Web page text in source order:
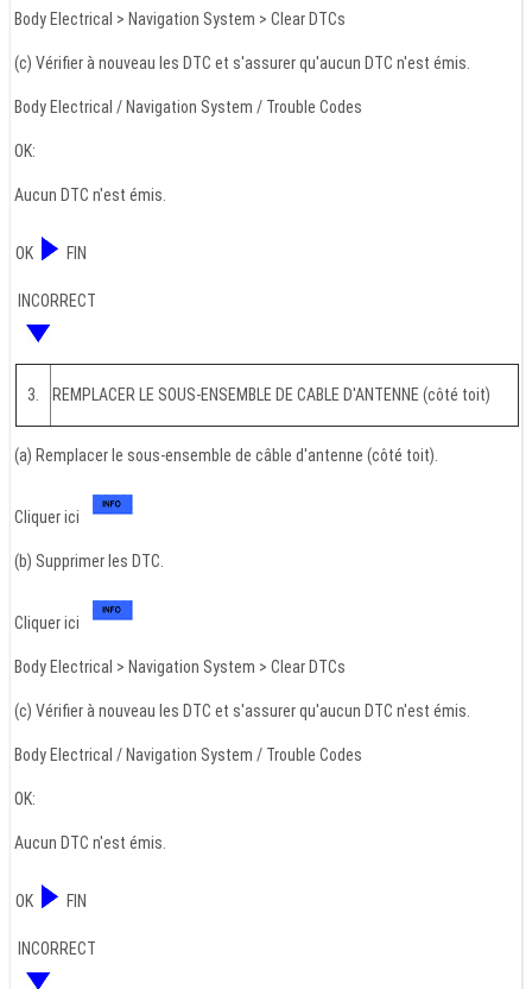
Body Electrical > Navigation System > Clear DTCs
(c) Vérifier à nouveau les DTC et s'assurer qu'aucun DTC n'est émis.
Body Electrical / Navigation System / Trouble Codes
OK:
Aucun DTC n'est émis.
OK FIN
INCORRECT
3. REMPLACER LE SOUS-ENSEMBLE DE CABLE D'ANTENNE (côté toit)
(a) Remplacer le sous-ensemble de câble d'antenne (côté toit).
Cliquer ici
(b) Supprimer les DTC.
Cliquer ici
Body Electrical > Navigation System > Clear DTCs
(c) Vérifier à nouveau les DTC et s'assurer qu'aucun DTC n'est émis.
Body Electrical / Navigation System / Trouble Codes
OK:
Aucun DTC n'est émis.
OK FIN
INCORRECT